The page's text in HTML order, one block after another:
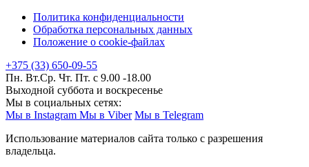
Политика конфиденциальности
Обработка персональных данных
Положение о cookie-файлах
+375 (33) 650-09-55
Пн. Вт.Ср. Чт. Пт. с 9.00 -18.00
Выходной суббота и воскресенье
Мы в социальных сетях:
Мы в Instagram Мы в Viber Мы в Telegram
Использование материалов сайта только с разрешения
владельца.